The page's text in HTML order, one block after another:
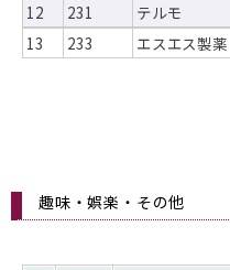
12
231 テルモ
13
233 エスエス製薬
趣味・娯楽・その他